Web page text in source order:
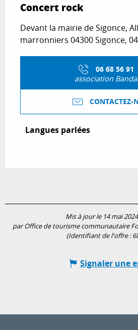
Concert rock
Devant la mairie de Sigonce,
marronniers 04300 Sigonce,
06 68 56 91
association
CONTACTEZ-
Langues parlées
Langues parlées
Mis à jour le 14 mai
par Office de tourisme communautaire
(Identifiant de l'offre :
Signaler une